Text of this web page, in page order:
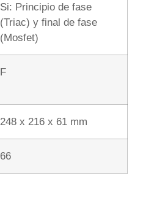
Si: Principio de fase
(Triac) y final de fase
(Mosfet)
F
248 x 216 x 61 mm
66